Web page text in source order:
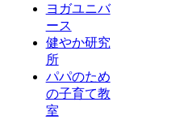
ヨガユニバ
ース
健やか研究
所
パパのため
の子育て教
室